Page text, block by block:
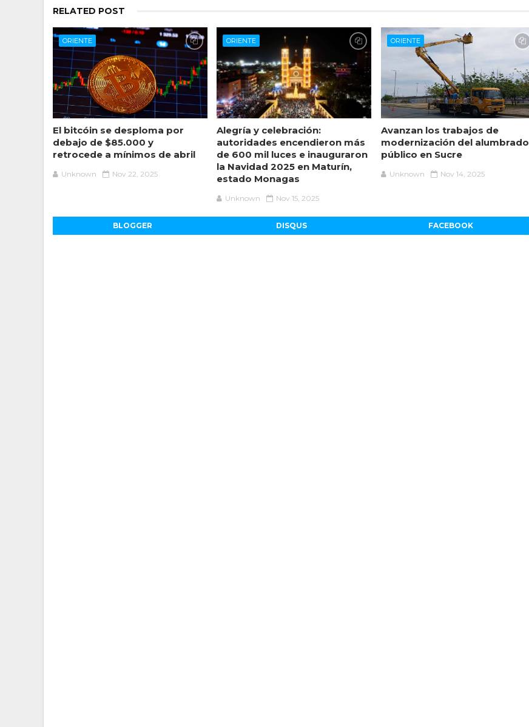
RELATED POST
ORIENTE
El bitcóin se desploma por
debajo de $85.000 y
retrocede a mínimos de abril
Unknown Nov 22, 2025
ORIENTE
Alegría y celebración:
autoridades encendieron más
de 600 mil luces e inauguraron
la Navidad 2025 en Maturín,
estado Monagas
Unknown Nov 15, 2025
ORIENTE
Avanzan los trabajos de
modernización del alumbrado
público en Sucre
Unknown Nov 14, 2025
BLOGGER DISQUS FACEBOOK